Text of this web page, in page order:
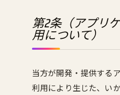
第2条（アプリ
用について）
当方が開発・提供する
利用により生じた、い